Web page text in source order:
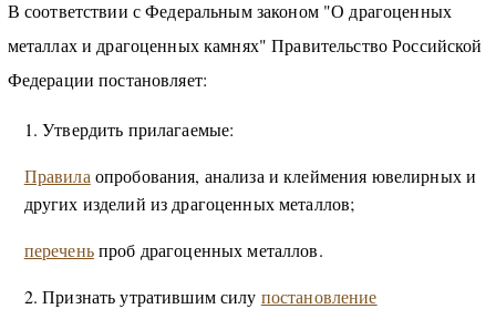
В соответствии с Федеральным законом "О драгоценных
металлах и драгоценных камнях" Правительство Российской
Федерации постановляет:
1. Утвердить прилагаемые:
Правила опробования, анализа и клеймения ювелирных и
других изделий из драгоценных металлов;
переченьпроб драгоценных металлов.
2. Признать утратившим силу постановление